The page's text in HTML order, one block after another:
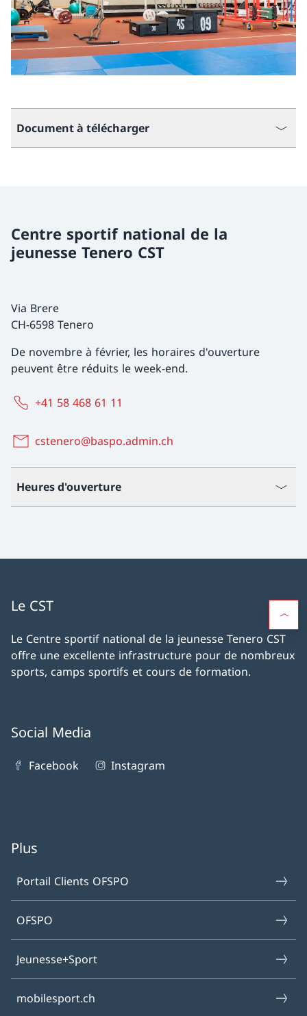
Document à télécharger
Centre sportif national de la
jeunesse Tenero CST
Via Brere
CH-6598 Tenero
De novembre à février, les horaires d'ouverture
peuvent être réduits le week-end.
+41 58 468 61 11
cstenero@baspo.admin.ch
Heures d'ouverture
Le CST
Le Centre sportif national de la jeunesse Tenero CST
offre une excellente infrastructure pour de nombreux
sports, camps sportifs et cours de formation.
Social Media
Facebook Instagram
Plus
Portail Clients OFSPO
OFSPO
Jeunesse+Sport
mobilesport.ch